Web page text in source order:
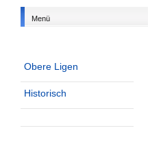
Menü
Obere Ligen
Historisch